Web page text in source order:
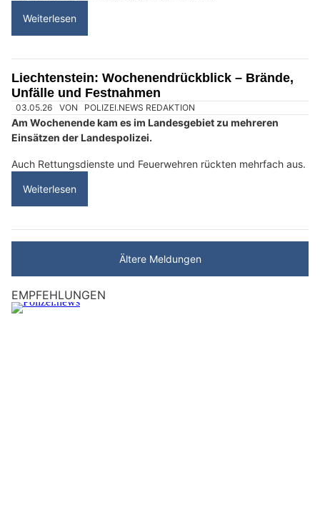
Weiterlesen
Liechtenstein: Wochenendrückblick – Brände,
Unfälle und Festnahmen
03.05.26 VON POLIZEI.NEWS REDAKTION
Am Wochenende kam es im Landesgebiet zu mehreren
Einsätzen der Landespolizei.
Auch Rettungsdienste und Feuerwehren rückten mehrfach aus.
Weiterlesen
Ältere Meldungen
EMPFEHLUNGEN